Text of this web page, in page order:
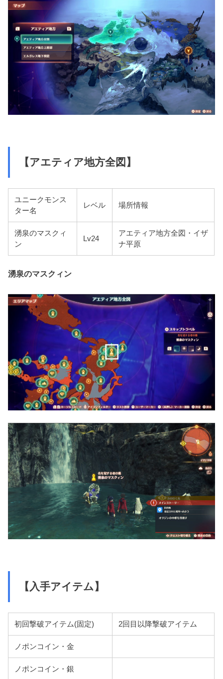
【アエティア地方全図】
ユニークモンス
ター名
レベル 場所情報
湧泉のマスクィ
ン
Lv24
アエティア地方全図・イザ
ナ平原
湧泉のマスクィン
【入手アイテム】
初回撃破アイテム(固定) 2回目以降撃破アイテム
ノポンコイン・金
ノポンコイン・銀